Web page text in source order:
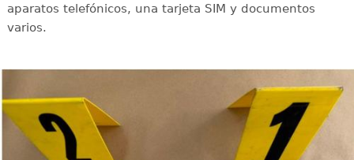
aparatos telefónicos, una tarjeta SIM y documentos
varios.